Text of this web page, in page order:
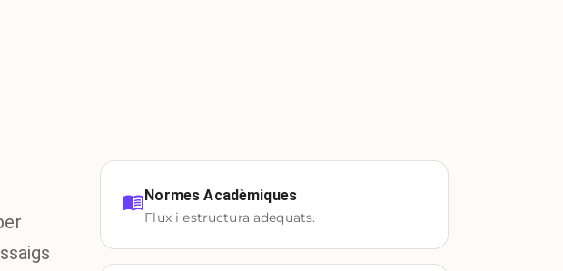
Normes Acadèmiques
Flux i estructura adequats.